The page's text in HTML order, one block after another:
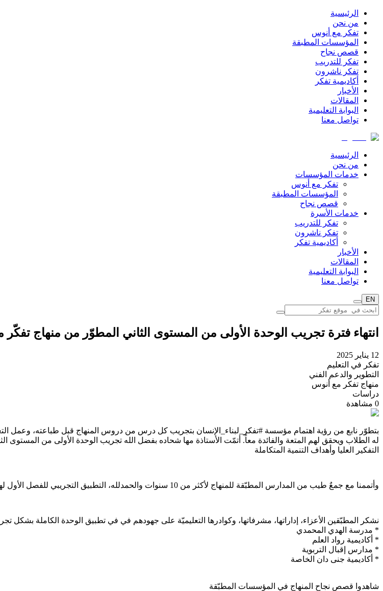
الرئيسية
من نحن
تفكر مع أنوس
المؤسسات المطبقة
قصص نجاح
تفكر للتدريب
تفكر ناشرون
أكاديمية تفكر
الأخبار
المقالات
البوابة التعليمية
تواصل معنا
الرئيسية
من نحن
خدمات المؤسسات
تفكر مع أنوس
المؤسسات المطبقة
قصص نجاح
خدمات الأسرة
تفكر للتدريب
تفكر ناشرون
أكاديمية تفكر
الأخبار
المقالات
البوابة التعليمية
تواصل معنا
EN
انتهاء فترة تجريب الوحدة الأولى من المستوى الثاني المطوّر من منهاج
12 يناير 2025
تفكر في التعليم
التطوير والدعم الفني
منهاج تفكر مع أنوس
دراسات
0 مشاهدة
بتطوّر نابع من رؤية اهتمام مؤسسة #تفكر_لبناء_الإنسان بتجريب كل درس من دروس المنهاج قبل طباعته، وعمل
له الطلاب ويحقق لهم المتعة والفائدة معاً. أتمّت الأستاذة مها شحاده بفضل الله تجريب الوحدة الأولى من
التفكير العليا وأهداف التنمية المتكاملة
وأتممنا مع جمعٌ طيب من المدارس المطبّقة للمنهاج لأكثر من 10 سنوات والحمدلله، التطبيق التجريبي للفصل الأول لهذا الإصدار من المستوى
نشكر المطبّقين الأعزاء، إداراتها، مشرفاتها، وكوادرها التعليميّة على جهودهم في في تطبيق الوحدة الكاملة بشكل
* مدرسة الهدي المحمدي
* أكاديمية رواد العلم
* مدارس إقبال التربوية
* أكاديمية جنى دان الخاصة
شاهدوا قصص نجاح المنهاج في المؤسسات المطبّقة